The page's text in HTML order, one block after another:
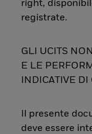
right,
registrate.
GLI UCITS
E LE
INDICATIVE
Il presente
deve essere